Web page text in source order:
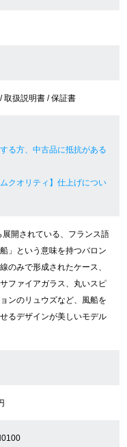
いて
取扱説明書 / 保証書
る方、中古品に抵抗がある
ムクオリティ】仕上げについ
開されている、フランス語
」という意味を持つバロン
のみで形成されたケース、
ファイアガラス、丸いスピ
ンのリュウズなど、風船を
るデザインが美しいモデル